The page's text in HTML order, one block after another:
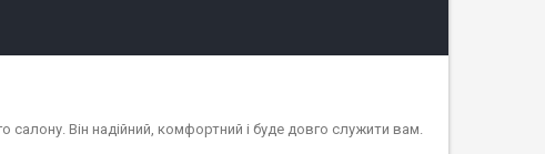
салону. Він надійний, комфортний і буде довго служити вам.